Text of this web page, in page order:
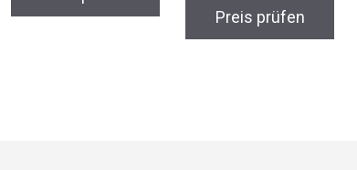
Preis prüfen